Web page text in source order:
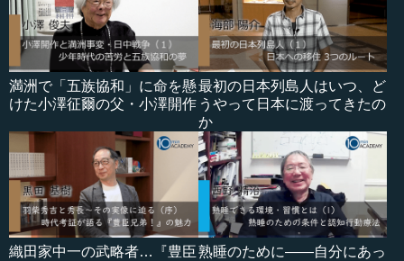
満洲で「五族協和」に命を懸
けた小澤征爾の父・小澤開作
最初の日本列島人はいつ、ど
うやって日本に渡ってきたの
か
織田家中一の武略者…『豊臣熟睡のために――自分にあっ